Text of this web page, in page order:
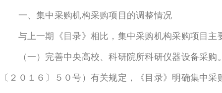
一、集中采购机构采购项目的调整情况
与上一期《目录》相比，集中采购机构采购项目主
（一）完善中央高校、科研院所科研仪器设备采购
〔２０１６〕５０号）有关规定，《目录》明确集中